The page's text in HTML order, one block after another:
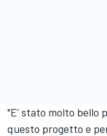
"E' stato molto bello
questo progetto e